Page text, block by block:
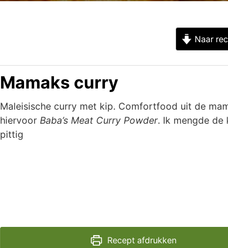
Naar
Mamaks curry
Maleisische curry met kip. Comfortfood uit de
hiervoor Baba’s Meat Curry Powder. Ik mengde de
pittig
Recept afdrukken